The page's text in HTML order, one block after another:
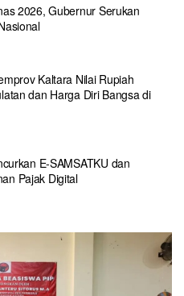
2026, Gubernur Serukan
Kaltara Nilai Rupiah
dan Harga Diri Bangsa di
E-SAMSATKU dan
Pajak Digital